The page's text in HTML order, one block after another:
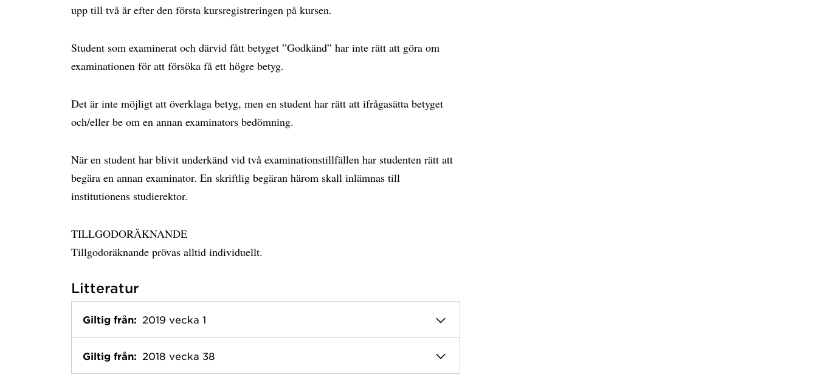
upp till två år efter den första kursregistreringen på kursen.
Student som examinerat och därvid fått betyget ”Godkänd” har inte rätt att göra om
examinationen för att försöka få ett högre betyg.
Det är inte möjligt att överklaga betyg, men en student har rätt att ifrågasätta betyget
och/eller be om en annan examinators bedömning.
När en student har blivit underkänd vid två examinationstillfällen har studenten rätt att
begära en annan examinator. En skriftlig begäran härom skall inlämnas till
institutionens studierektor.
TILLGODORÄKNANDE
Tillgodoräknande prövas alltid individuellt.
Litteratur
Giltig från: 2019 vecka 1
Giltig från: 2018 vecka 38